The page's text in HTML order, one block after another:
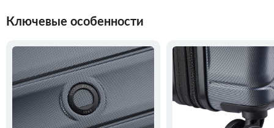
Ключевые особенности